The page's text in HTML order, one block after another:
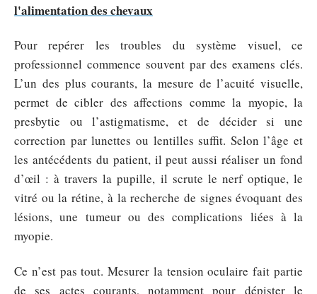
l'alimentation des chevaux
Pour repérer les troubles du système visuel, ce
professionnel commence souvent par des examens clés.
L’un des plus courants, la mesure de l’acuité visuelle,
permet de cibler des affections comme la myopie, la
presbytie ou l’astigmatisme, et de décider si une
correction par lunettes ou lentilles suffit. Selon l’âge et
les antécédents du patient, il peut aussi réaliser un fond
d’œil : à travers la pupille, il scrute le nerf optique, le
vitré ou la rétine, à la recherche de signes évoquant des
lésions, une tumeur ou des complications liées à la
myopie.
Ce n’est pas tout. Mesurer la tension oculaire fait partie
de ses actes courants, notamment pour dépister le